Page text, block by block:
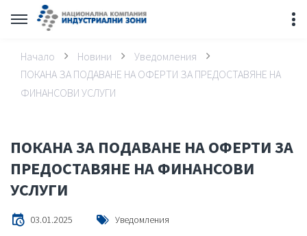
Начало Новини
Уведомления
ПОКАНА ЗА ПОДАВАНЕ НА ОФЕРТИ ЗА ПРЕДОСТАВЯНЕ НА
ФИНАНСОВИ УСЛУГИ
ПОКАНА ЗА ПОДАВАНЕ НА ОФЕРТИ ЗА
ПРЕДОСТАВЯНЕ НА ФИНАНСОВИ
УСЛУГИ
03.01.2025 Уведомления